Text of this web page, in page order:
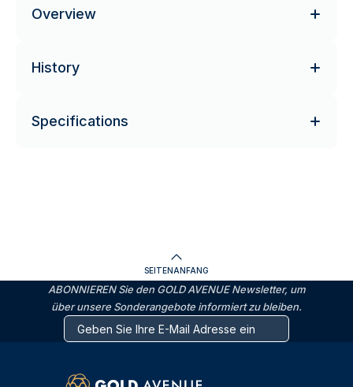
Overview
History
Specifications
SEITENANFANG
ABONNIEREN Sie den GOLD AVENUE Newsletter, um
über unsere Sonderangebote informiert zu bleiben.